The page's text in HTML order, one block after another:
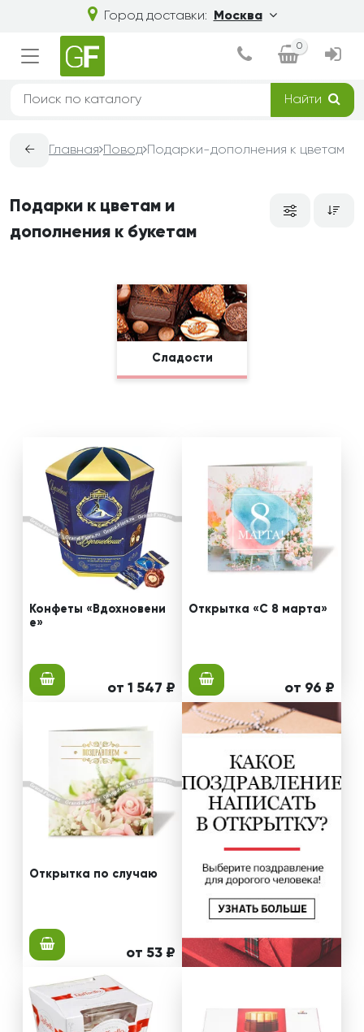
Город доставки: Москва
0
Найти
← Главная Повод Подарки-дополнения к цветам
Подарки к цветам и
дополнения к букетам
Сладости
Конфеты «Вдохновени
е»
от 1 547 ₽
Открытка «С 8 марта»
от 96 ₽
Oткрытка по случаю
от 53 ₽